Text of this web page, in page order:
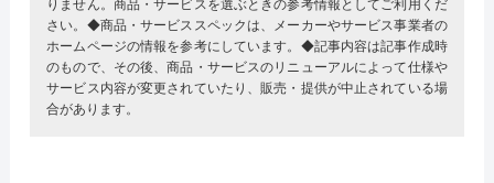
りません。商品・サービスを選ぶときの参考情報としてご利用くだ
さい。◆商品・サービススペックは、メーカーやサービス事業者の
ホームページの情報を参考にしています。◆記事内容は記事作成時
のもので、その後、商品・サービスのリニューアルによって仕様や
サービス内容が変更されていたり、販売・提供が中止されている場
合があります。